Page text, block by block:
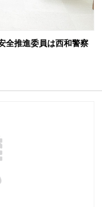
全推進委員は西和警察